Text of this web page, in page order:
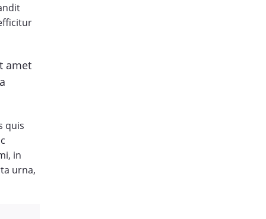
amet
quis
in
urna,